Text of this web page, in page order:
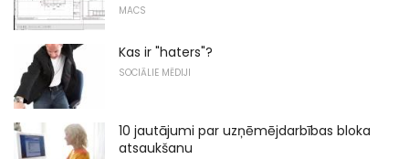
MACS
Kas ir "haters"?
SOCIĀLIE MĒDIJI
10 jautājumi par uzņēmējdarbības bloka
atsaukšanu